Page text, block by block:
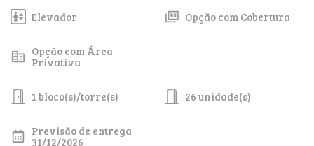
Elevador Opção com Cobertura
Opção com Área
Privativa
1 bloco(s)/torre(s) 26 unidade(s)
Previsão de entrega
31/12/2026